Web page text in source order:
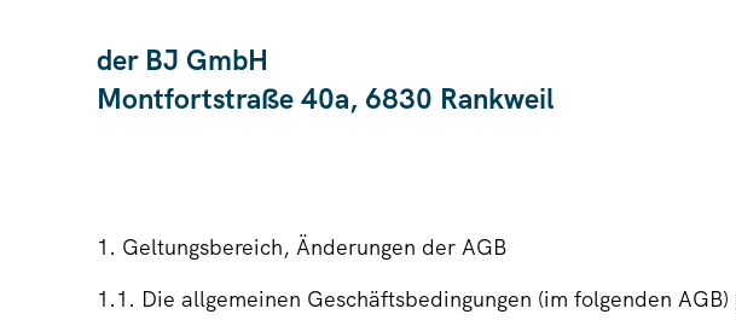
der BJ GmbH
Montfortstraße 40a, 6830 Rankweil
1. Geltungsbereich, Änderungen der AGB
1.1. Die allgemeinen Geschäftsbedingungen (im folgenden